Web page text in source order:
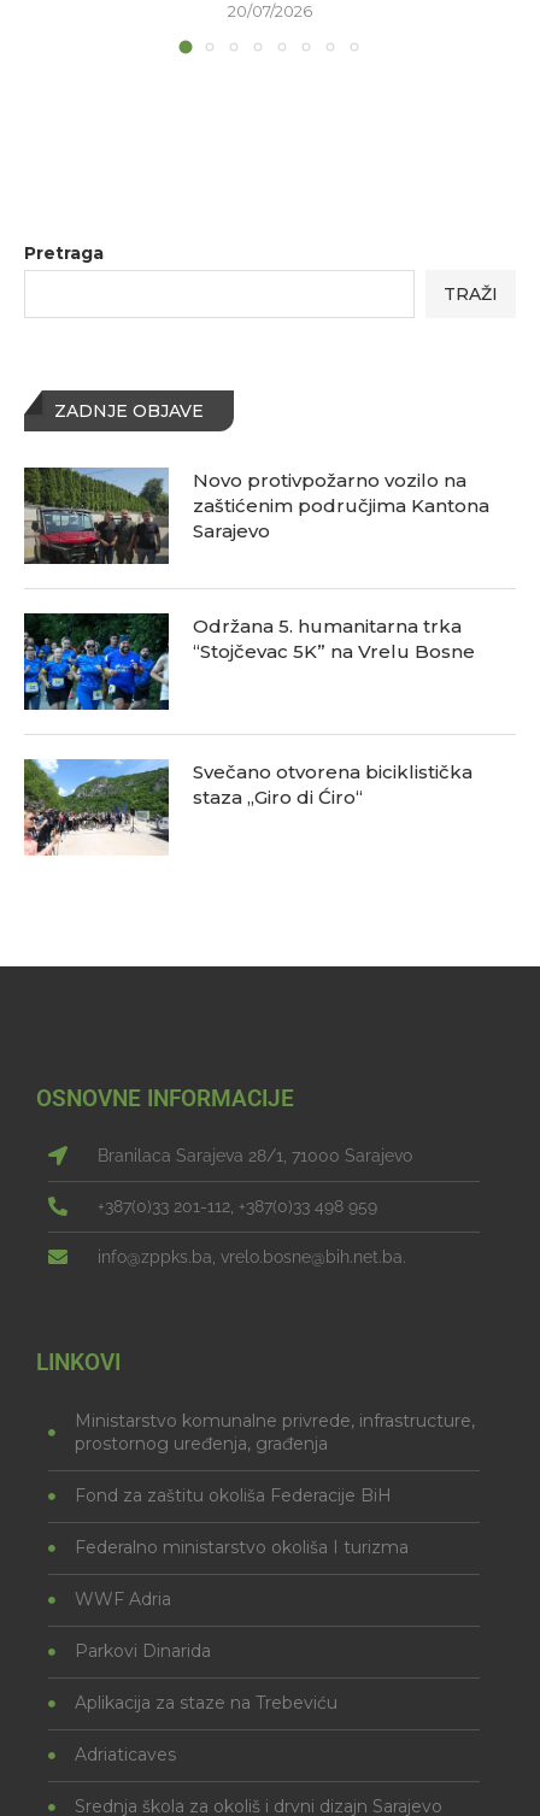
20/07/2026
Pretraga
TRAŽI
ZADNJE OBJAVE
Novo protivpožarno vozilo na
zaštićenim područjima Kantona
Sarajevo
Održana 5. humanitarna trka
“Stojčevac 5K” na Vrelu Bosne
Svečano otvorena biciklistička
staza „Giro di Ćiro“
OSNOVNE INFORMACIJE
Branilaca Sarajeva 28/1, 71000 Sarajevo
+387(0)33 201-112, +387(0)33 498 959
info@zppks.ba, vrelo.bosne@bih.net.ba.
LINKOVI
Ministarstvo komunalne privrede, infrastructure,
prostornog uređenja, građenja
Fond za zaštitu okoliša Federacije BiH
Federalno ministarstvo okoliša I turizma
WWF Adria
Parkovi Dinarida
Aplikacija za staze na Trebeviću
Adriaticaves
Srednja škola za okoliš i drvni dizajn Sarajevo